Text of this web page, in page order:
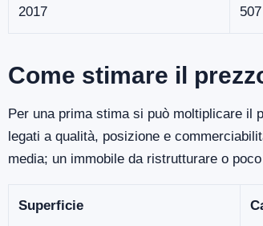
2017
Come stimare il
Per una prima stima si può moltiplicare il
legati a qualità, posizione e
media; un immobile da ristrutturare o
Superficie